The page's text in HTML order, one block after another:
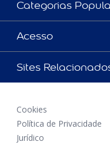
Categorias
Acesso
Sites
Cookies
Política de Privacidade
Jurídico